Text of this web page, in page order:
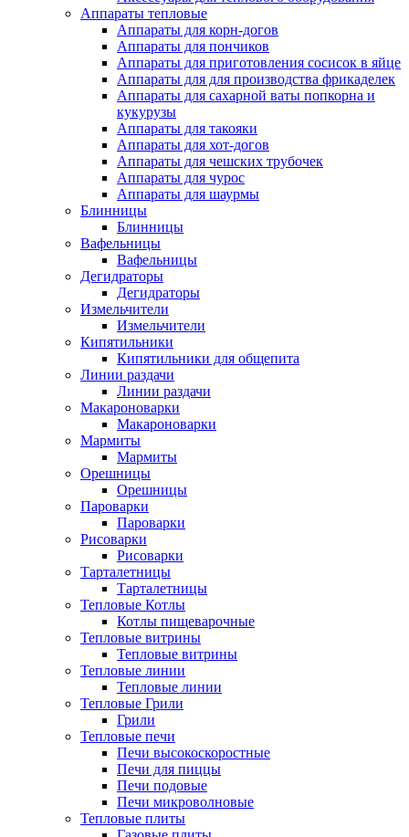
Аппараты тепловые
Аппараты для корн-догов
Аппараты для пончиков
Аппараты для приготовления сосисок в яйце
Аппараты для для производства фрикаделек
Аппараты для сахарной ваты попкорна и
кукурузы
Аппараты для такояки
Аппараты для хот-догов
Аппараты для чешских трубочек
Аппараты для чурос
Аппараты для шаурмы
Блинницы
Блинницы
Вафельницы
Вафельницы
Дегидраторы
Дегидраторы
Измельчители
Измельчители
Кипятильники
Кипятильники для общепита
Линии раздачи
Линии раздачи
Макароноварки
Макароноварки
Мармиты
Мармиты
Орешницы
Орешницы
Пароварки
Пароварки
Рисоварки
Рисоварки
Тарталетницы
Тарталетницы
Тепловые Котлы
Котлы пищеварочные
Тепловые витрины
Тепловые витрины
Тепловые линии
Тепловые линии
Тепловые Грили
Грили
Тепловые печи
Печи высокоскоростные
Печи для пиццы
Печи подовые
Печи микроволновые
Тепловые плиты